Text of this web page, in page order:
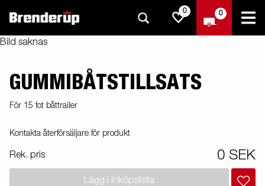
0 0
Bild saknas
GUMMIBÅTSTILLSATS
För 15 fot båttrailer
Kontakta återförsäljare för produkt
Rek. pris 0 SEK
Lägg i inköpslista